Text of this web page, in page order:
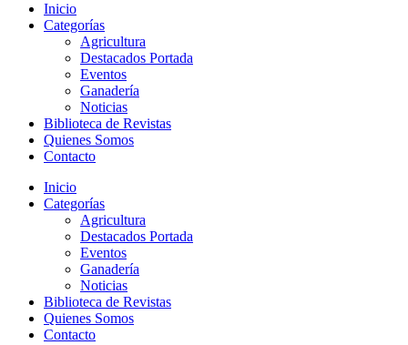
Inicio
Categorías
Agricultura
Destacados Portada
Eventos
Ganadería
Noticias
Biblioteca de Revistas
Quienes Somos
Contacto
Inicio
Categorías
Agricultura
Destacados Portada
Eventos
Ganadería
Noticias
Biblioteca de Revistas
Quienes Somos
Contacto